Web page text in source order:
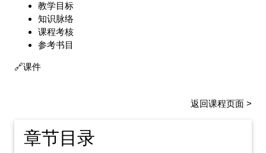
教学目标
知识脉络
课程考核
参考书目
课件
返回课程页面 >
章节目录